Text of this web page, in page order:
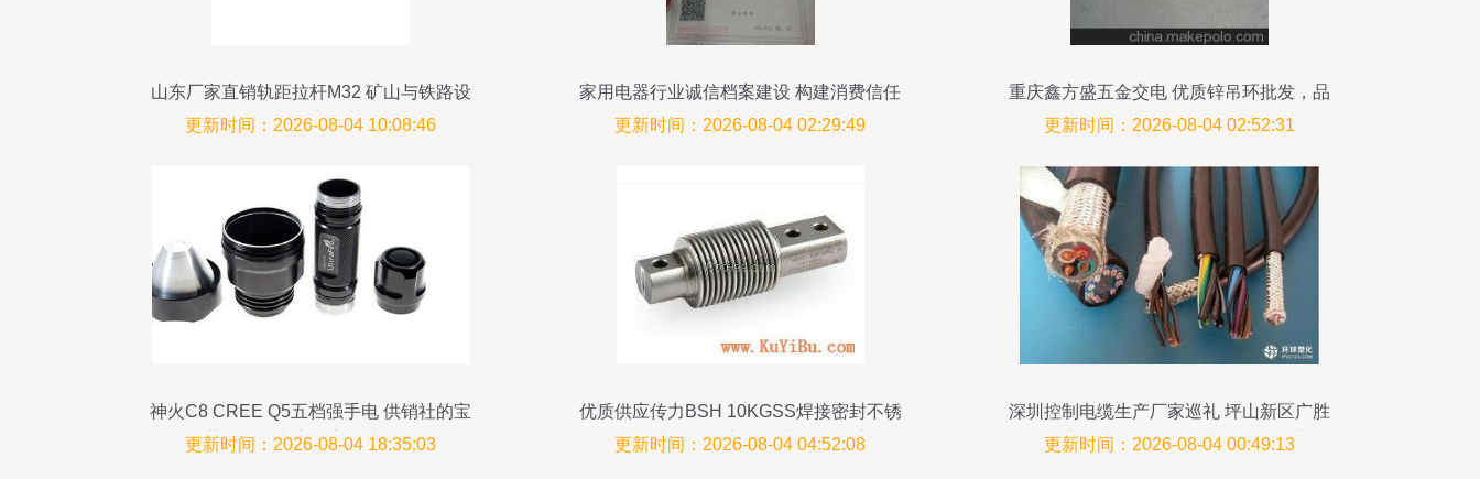
山东厂家直销轨距拉杆M32 矿山与铁路设
备的坚实纽带
更新时间：2026-08-04 10:08:46
家用电器行业诚信档案建设 构建消费信任
新基石
更新时间：2026-08-04 02:29:49
重庆鑫方盛五金交电 优质锌吊环批发，品
质紧固件首选
更新时间：2026-08-04 02:52:31
神火C8 CREE Q5五档强手电 供销社的宝
藏工具，点亮农家智慧生活
更新时间：2026-08-04 18:35:03
优质供应传力BSH 10KGSS焊接密封不锈
钢传感器 五金交电行业得力助手
更新时间：2026-08-04 04:52:08
深圳控制电缆生产厂家巡礼 坪山新区广胜
五金交电商行的技术创新与源头供应
更新时间：2026-08-04 00:49:13